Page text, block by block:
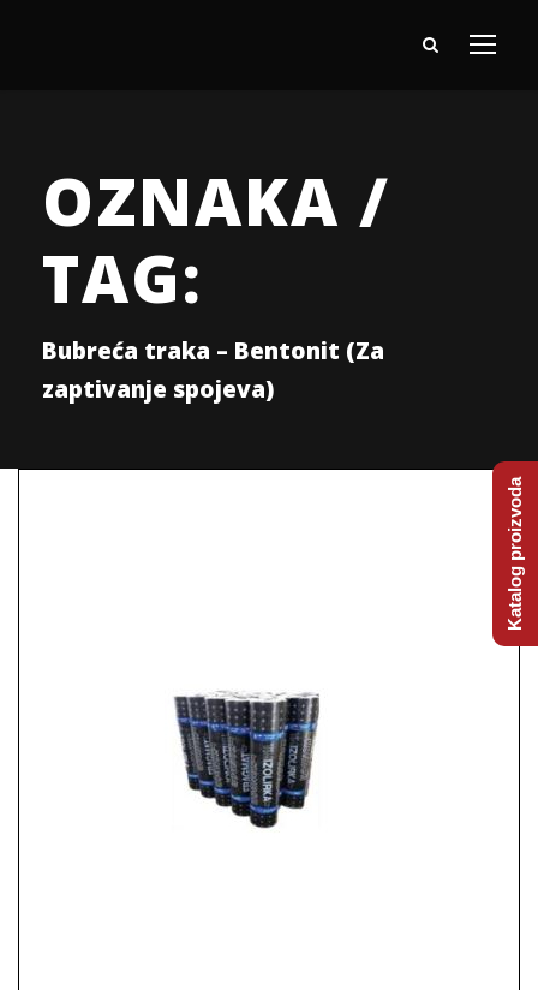
OZNAKA /
TAG:
Bubreća traka – Bentonit (Za
zaptivanje spojeva)
Katalog proizvoda